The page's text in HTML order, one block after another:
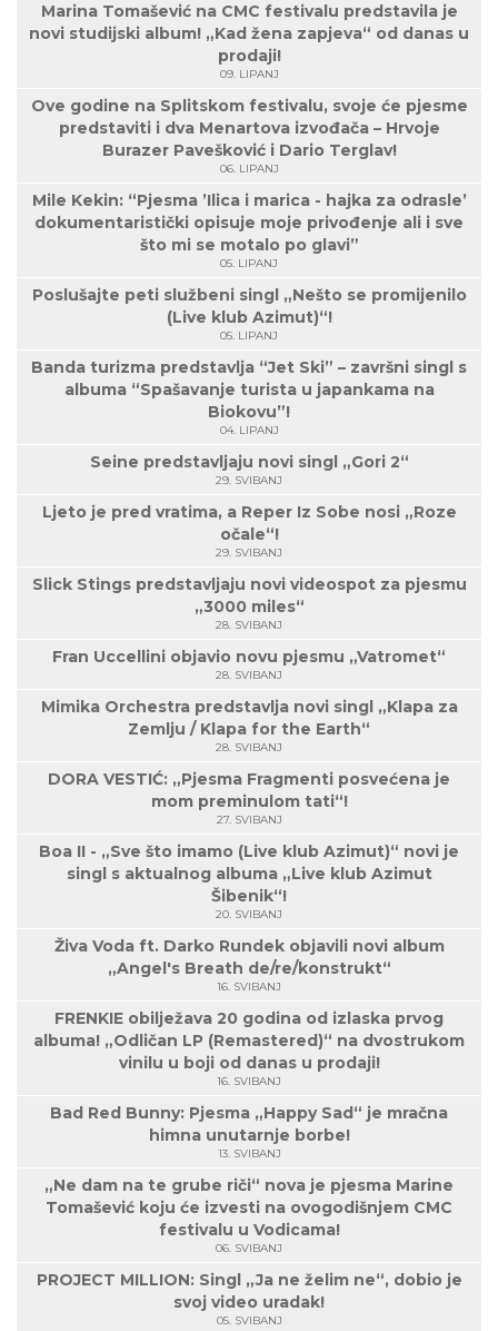
Marina Tomašević na CMC festivalu predstavila je
novi studijski album! „Kad žena zapjeva“ od danas u
prodaji!
09. LIPANJ
Ove godine na Splitskom festivalu, svoje će pjesme
predstaviti i dva Menartova izvođača – Hrvoje
Burazer Pavešković i Dario Terglav!
06. LIPANJ
Mile Kekin: “Pjesma ’Ilica i marica - hajka za odrasle’
dokumentaristički opisuje moje privođenje ali i sve
što mi se motalo po glavi”
05. LIPANJ
Poslušajte peti službeni singl „Nešto se promijenilo
(Live klub Azimut)“!
05. LIPANJ
Banda turizma predstavlja “Jet Ski” – završni singl s
albuma “Spašavanje turista u japankama na
Biokovu”!
04. LIPANJ
Seine predstavljaju novi singl „Gori 2“
29. SVIBANJ
Ljeto je pred vratima, a Reper Iz Sobe nosi „Roze
očale“!
29. SVIBANJ
Slick Stings predstavljaju novi videospot za pjesmu
„3000 miles“
28. SVIBANJ
Fran Uccellini objavio novu pjesmu „Vatromet“
28. SVIBANJ
Mimika Orchestra predstavlja novi singl „Klapa za
Zemlju / Klapa for the Earth“
28. SVIBANJ
DORA VESTIĆ: „Pjesma Fragmenti posvećena je
mom preminulom tati“!
27. SVIBANJ
Boa II - „Sve što imamo (Live klub Azimut)“ novi je
singl s aktualnog albuma „Live klub Azimut
Šibenik“!
20. SVIBANJ
Živa Voda ft. Darko Rundek objavili novi album
„Angel's Breath de/re/konstrukt“
16. SVIBANJ
FRENKIE obilježava 20 godina od izlaska prvog
albuma! „Odličan LP (Remastered)“ na dvostrukom
vinilu u boji od danas u prodaji!
16. SVIBANJ
Bad Red Bunny: Pjesma „Happy Sad“ je mračna
himna unutarnje borbe!
13. SVIBANJ
„Ne dam na te grube riči“ nova je pjesma Marine
Tomašević koju će izvesti na ovogodišnjem CMC
festivalu u Vodicama!
06. SVIBANJ
PROJECT MILLION: Singl „Ja ne želim ne“, dobio je
svoj video uradak!
05. SVIBANJ